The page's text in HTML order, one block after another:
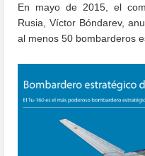
En mayo de 2015, el
Rusia, Víctor Bóndarev,
al menos 50 bombarderos